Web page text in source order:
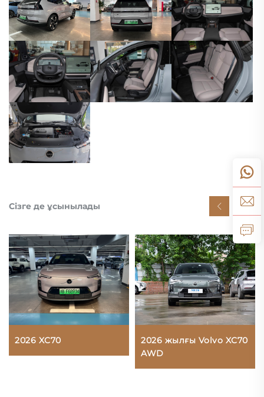
Сізге де ұсынылады
2026 XC70
2026 жылғы Volvo XC70
AWD